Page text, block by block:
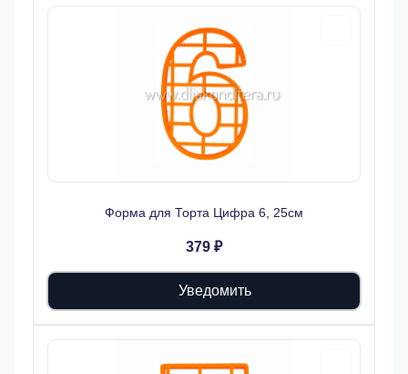
Форма для Торта Цифра 6, 25см
379 ₽
Уведомить